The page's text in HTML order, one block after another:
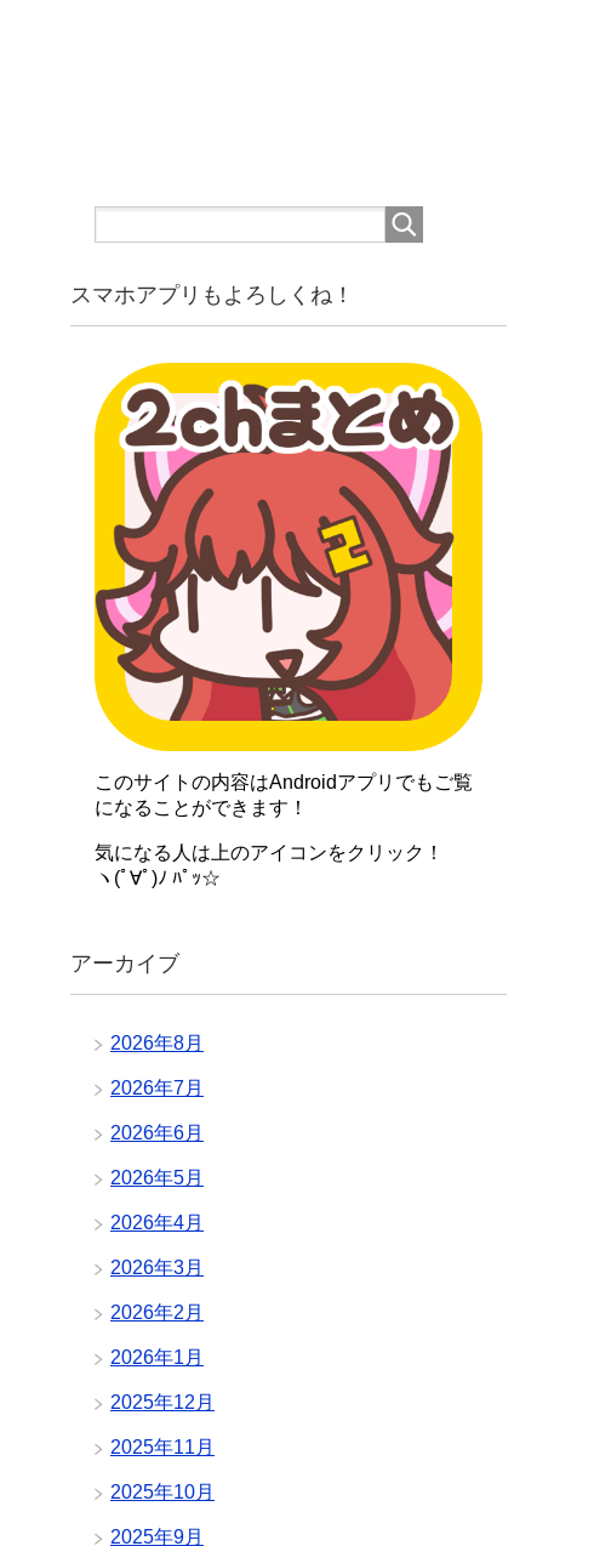
スマホアプリもよろしくね！
このサイトの内容はAndroidアプリでもご覧
になることができます！
気になる人は上のアイコンをクリック！
ヽ(ﾟ∀ﾟ)ﾉ ﾊﾟｯ☆
アーカイブ
2026年8月
2026年7月
2026年6月
2026年5月
2026年4月
2026年3月
2026年2月
2026年1月
2025年12月
2025年11月
2025年10月
2025年9月